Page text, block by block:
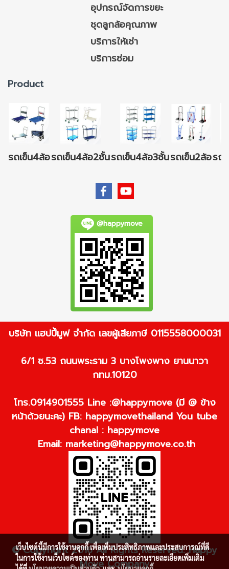
อุปกรณ์จัดการขยะ
ชุดลูกล้อคุณภาพ
บริการให้เช่า
บริการซ่อม
Product
รถเข็น4ล้อรถเข็น4ล้อ2ชั้นรถเข็น4ล้อ3ชั้นรถเข็น2ล้อรถ
@happymove
บริษัท แฮปปี้มูฟ จำกัด เลขผู้เสียภาษี 0115558000031
6/1 ซ.53 ถนนพระราม 3 บางโพงพาง ยานนาวา
กทม.10120
โทร.0914901555 Line :@happymove (มี @ ข้าง
หน้าด้วยนะคะ) FB: happymovethailand You tube
chanal : happymove
Email: marketing@happymove.co.th
© Copyright 2016 All Rights Reserved. Happy
Move Company
เว็บไซต์นี้มีการใช้งานคุกกี้ เพื่อเพิ่มประสิทธิภาพและประสบการณ์ที่ดี
ในการใช้งานเว็บไซต์ของท่าน ท่านสามารถอ่านรายละเอียดเพิ่มเติม